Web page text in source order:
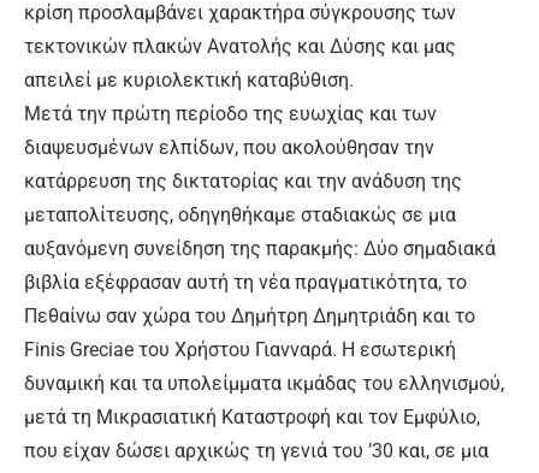
κρίση προσλαμβάνει χαρακτήρα σύγκρουσης των
τεκτονικών πλακών Ανατολής και Δύσης και μας
απειλεί με κυριολεκτική καταβύθιση.
Μετά την πρώτη περίοδο της ευωχίας και των
διαψευσμένων ελπίδων, που ακολούθησαν την
κατάρρευση της δικτατορίας και την ανάδυση της
μεταπολίτευσης, οδηγηθήκαμε σταδιακώς σε μια
αυξανόμενη συνείδηση της παρακμής: Δύο σημαδιακά
βιβλία εξέφρασαν αυτή τη νέα πραγματικότητα, το
Πεθαίνω σαν χώρα του Δημήτρη Δημητριάδη και το
Finis Greciae του Χρήστου Γιανναρά. Η εσωτερική
δυναμική και τα υπολείμματα ικμάδας του ελληνισμού,
μετά τη Μικρασιατική Καταστροφή και τον Εμφύλιο,
που είχαν δώσει αρχικώς τη γενιά του ’30 και, σε μια